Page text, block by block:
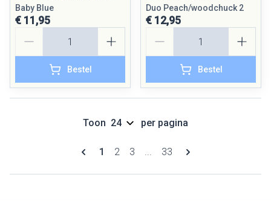
Baby Blue
€ 11,95
Bestel
Duo Peach/woodchuck 2
€ 12,95
Bestel
Pagina's
U lees momenteel pagina
1 Pagina
2 Pagina
3 ... Pagina
33
Toon per pagina